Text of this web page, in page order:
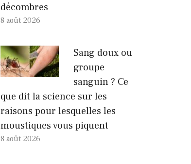
décombres
8 août 2026
Sang doux ou
groupe
sanguin ? Ce
que dit la science sur les
raisons pour lesquelles les
moustiques vous piquent
8 août 2026